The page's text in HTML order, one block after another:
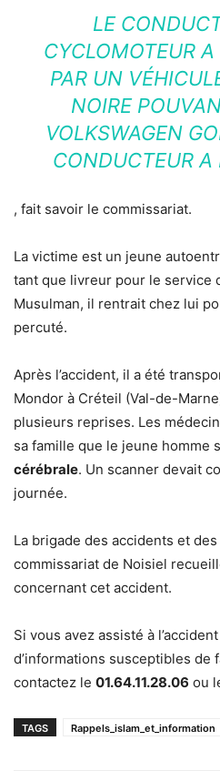
LE
CYCLOMOTEUR A
PAR UN
NOIRE
VOLKSWAGEN
CONDUCTEUR A
, fait savoir le commissariat.
La victime est un jeune
tant que livreur pour le service
Musulman, il rentrait chez lui
percuté.
Après l’accident, il a été
Mondor à Créteil (Val-de-
plusieurs reprises. Les
sa famille que le jeune homme
cérébrale. Un scanner devait
journée.
La brigade des accidents et
commissariat de Noisiel
concernant cet accident.
Si vous avez assisté à
d’informations susceptibles de
contactez le 01.64.11.28.06 ou
TAGS Rappels_islam_et_information